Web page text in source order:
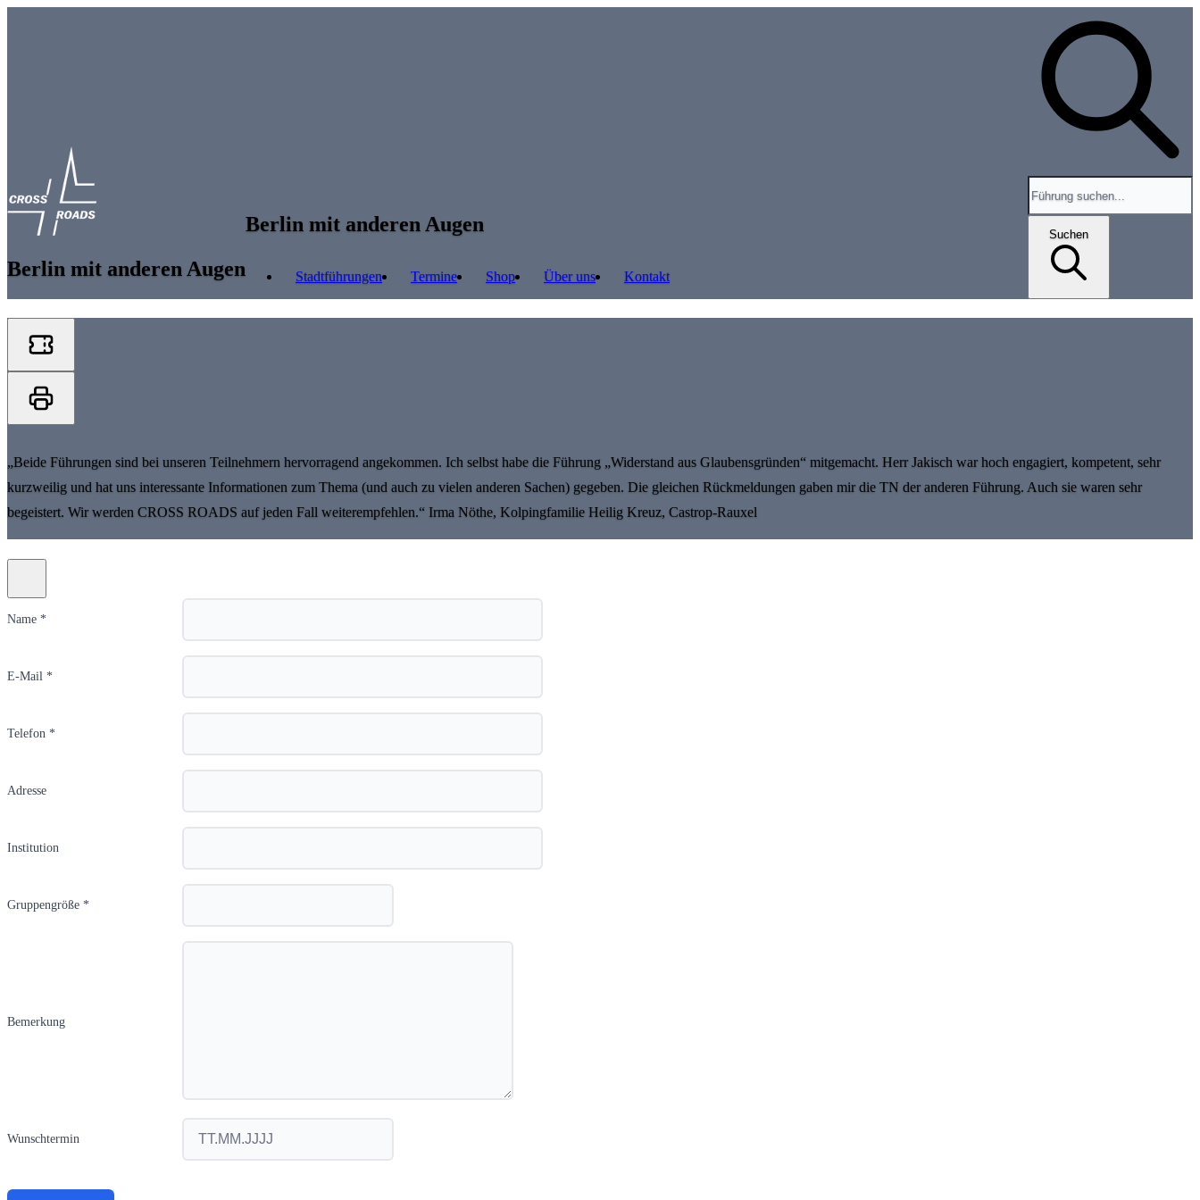
Berlin mit anderen Augen
Berlin mit anderen Augen
Stadtführungen Termine Shop Über uns Kontakt
Suchen
„Beide Führungen sind bei unseren Teilnehmern hervorragend angekommen. Ich selbst habe die Führung „Widerstand aus Glaubensgründen“ mitgemacht. Herr Jakisch war hoch engagiert, kompetent, sehr
kurzweilig und hat uns interessante Informationen zum Thema (und auch zu vielen anderen Sachen) gegeben. Die gleichen Rückmeldungen gaben mir die TN der anderen Führung. Auch sie waren sehr
begeistert. Wir werden CROSS ROADS auf jeden Fall weiterempfehlen.“ Irma Nöthe, Kolpingfamilie Heilig Kreuz, Castrop-Rauxel
Name *
E-Mail *
Telefon *
Adresse
Institution
Gruppengröße *
Bemerkung
Wunschtermin